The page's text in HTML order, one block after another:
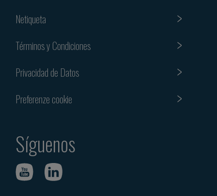
Netiqueta
Términos y Condiciones
Privacidad de Datos
Preferenze cookie
Síguenos